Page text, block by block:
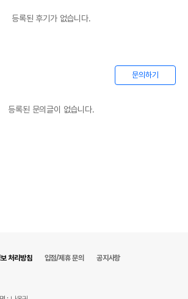
등록된 후기가 없습니다.
문의하기
등록된 문의글이 없습니다.
처리방침 입점/제휴 문의 공지사항